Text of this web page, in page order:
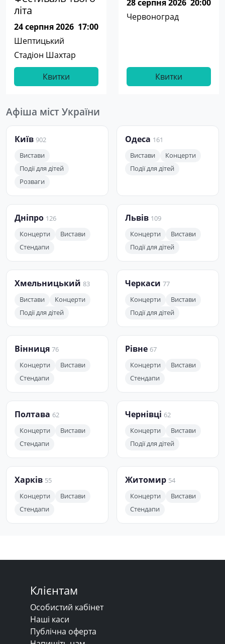
літа
24 серпня 2026 17:00
Шептицький
Стадіон Шахтар
Квитки
28 серпня 2026 20:00
Червоноград
Квитки
Афіша міст України
Київ 902
Вистави
Події для дітей
Розваги
Одеса 161
Вистави
Концерти
Події для дітей
Дніпро 126
Концерти
Вистави
Стендапи
Львів 109
Концерти
Вистави
Події для дітей
Хмельницький 83
Вистави
Концерти
Події для дітей
Черкаси 77
Концерти
Вистави
Події для дітей
Вінниця 76
Концерти
Вистави
Стендапи
Рівне 67
Концерти
Вистави
Стендапи
Полтава 62
Концерти
Вистави
Стендапи
Чернівці 62
Концерти
Вистави
Події для дітей
Харків 55
Концерти
Вистави
Стендапи
Житомир 54
Концерти
Вистави
Стендапи
Клієнтам
Особистий кабінет
Наші каси
Публічна оферта